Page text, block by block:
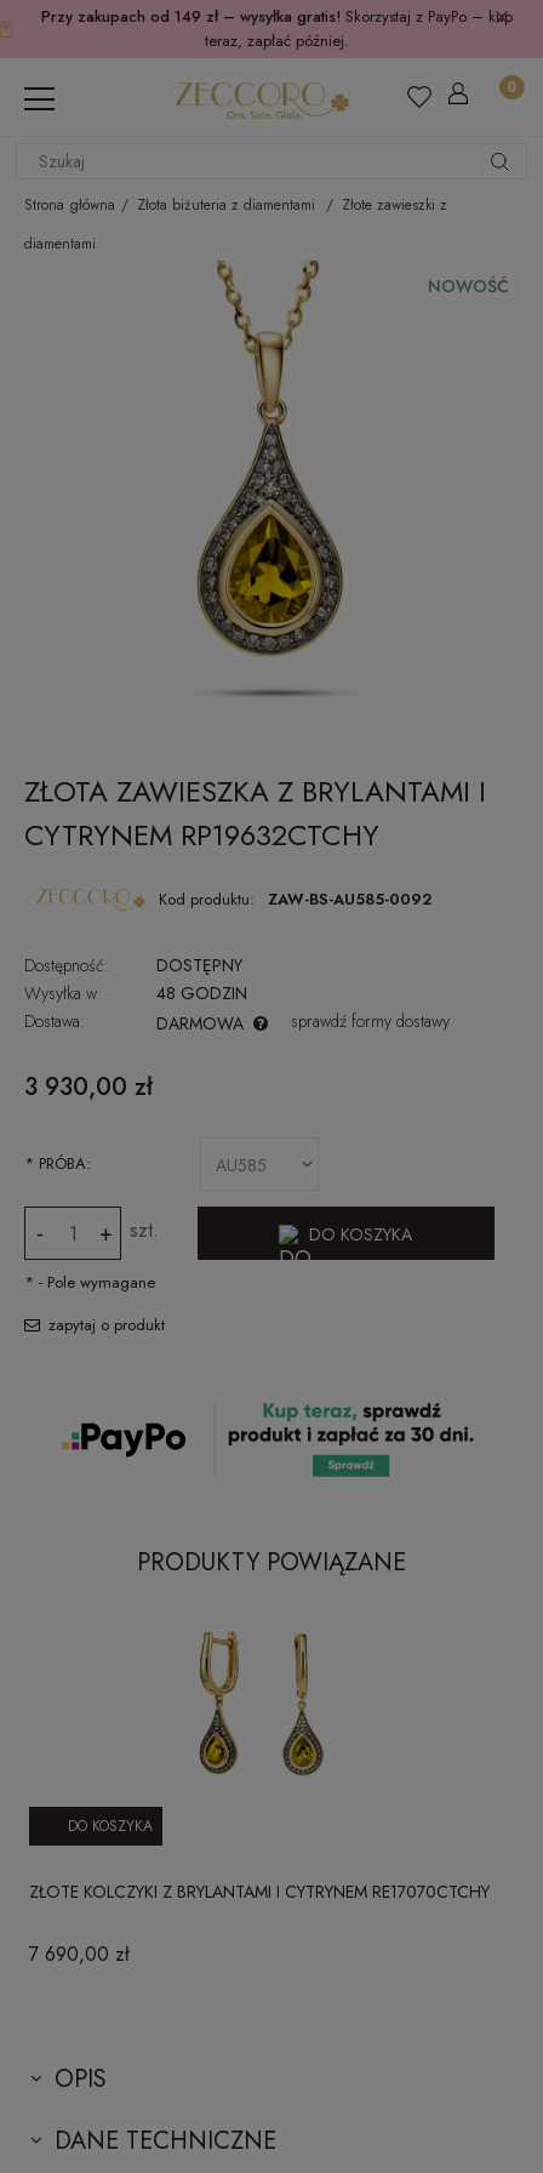
Przy zakupach od 149 zł – wysyłka gratis! Skorzystaj z PayPo – kup
teraz, zapłać później.
Strona główna Złota biżuteria z diamentami
Złote zawieszki z
diamentami
NOWOŚĆ
ZŁOTA ZAWIESZKA Z BRYLANTAMI I
CYTRYNEM RP19632CTCHY
Kod produktu: ZAW-BS-AU585-0092
Dostępność:
DOSTĘPNY
Wysyłka w:
48 GODZIN
Dostawa:
DARMOWA sprawdź formy dostawy
3 930,00 zł
* PRÓBA:
- + szt. DO KOSZYKA
* - Pole wymagane
zapytaj o produkt
PRODUKTY POWIĄZANE
ZŁOTE KOLCZYKI Z BRYLANTAMI I CYTRYNEM RE17070CTCHY
7 690,00 zł
DO KOSZYKA
OPIS
DANE TECHNICZNE